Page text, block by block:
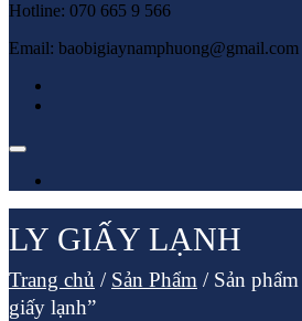
Hotline: 070 665 9 566
Email: baobigiaynamphuong@gmail.com
LY GIẤY LẠNH
Trang chủ / Sản Phẩm /Sản
giấy lạnh”